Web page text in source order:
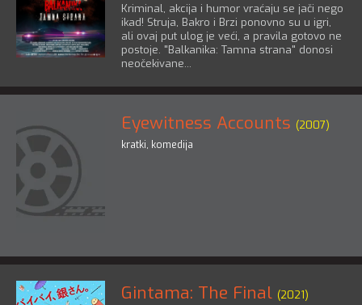
Kriminal, akcija i humor vraćaju se jači nego
ikad! Struja, Bakro i Brzi ponovno su u igri,
ali ovaj put ulog je veći, a pravila gotovo ne
postoje. "Balkanika: Tamna strana" donosi
neočekivane...
Eyewitness Accounts (2007)
kratki, komedija
Gintama: The Final (2021)